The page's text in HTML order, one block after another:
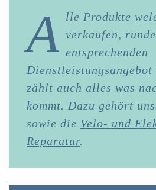
A lle Produkte
verkaufen,
entsprechenden
Dienstleistungsangebot
zählt auch alles was
kommt. Dazu gehört
sowie die Velo- und
Reparatur.